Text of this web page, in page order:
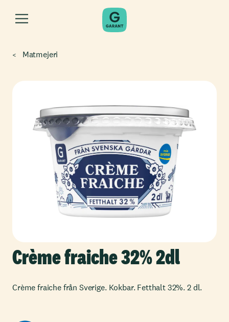
Matmejeri
Crème fraiche 32% 2dl
Crème fraiche från Sverige. Kokbar. Fetthalt 32%. 2 dl.